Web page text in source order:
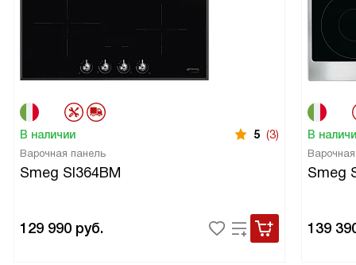
В наличии 5 (3)
Варочная панель
Smeg SI364BM
129 990 руб.
В
Smeg
139